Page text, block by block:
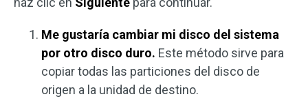
Me gustaría cambiar mi disco del sistema
por otro disco duro. Este método sirve para
copiar todas las particiones del disco de
origen a la unidad de destino.